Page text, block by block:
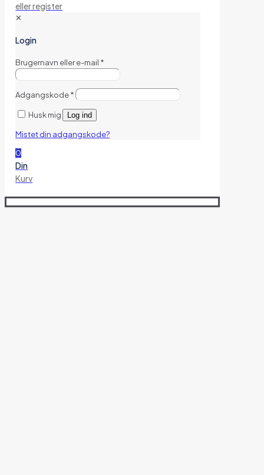
eller register
✕
Login
Brugernavn eller e-mail *
Adgangskode*
Husk mig Log ind
Mistet din adgangskode?
0
Din
Kurv